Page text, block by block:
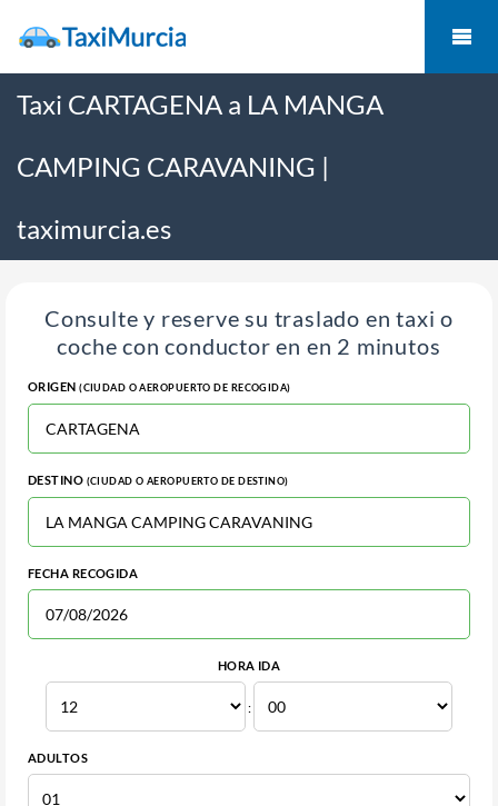
Taxi CARTAGENA a LA MANGA
CAMPING CARAVANING |
taximurcia.es
Consulte y reserve su traslado en taxi o
coche con conductor en en 2 minutos
ORIGEN(CIUDAD O AEROPUERTO DE RECOGIDA)
DESTINO (CIUDAD O AEROPUERTO DE DESTINO)
FECHA RECOGIDA
HORA IDA
:
ADULTOS